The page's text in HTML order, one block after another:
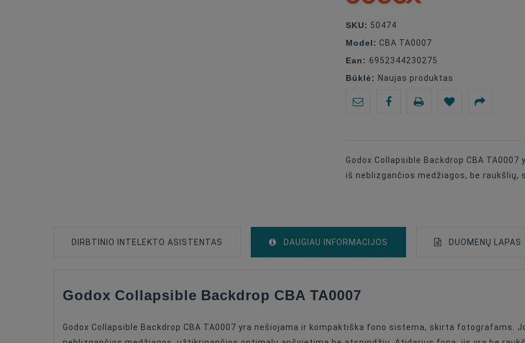
SKU: 50474
Model: CBA TA0007
Ean: 6952344230275
Būklė: Naujas produktas
Godox Collapsible Backdrop CBA
iš neblizgančios medžiagos, be
DIRBTINIO INTELEKTO ASISTENTAS DAUGIAU INFORMACIJOS DUOMENŲ LAPAS
Background Type Foldable
Godox Collapsible Backdrop CBA TA0007
Godox Collapsible Backdrop CBA TA0007 yra nešiojama ir kompaktiška fono sistema, skirta fotografams.